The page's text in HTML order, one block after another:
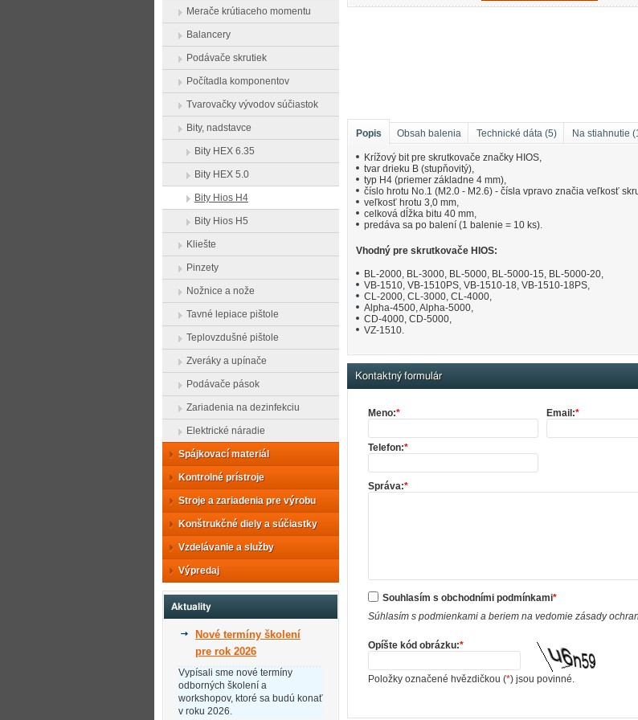
Popis Obsah balenia Technické dáta (5) Na stiahnutie
Krížový bit pre skrutkovače značky HIOS,
tvar drieku B (stupňovitý),
typ H4 (priemer základne 4 mm),
číslo hrotu No.1 (M2.0 - M2.6) - čísla vpravo značia veľkosť
veľkosť hrotu 3,0 mm,
celková dĺžka bitu 40 mm,
predáva sa po balení (1 balenie = 10 ks).
Vhodný pre skrutkovače HIOS:
BL-2000, BL-3000, BL-5000, BL-5000-15, BL-5000-20,
VB-1510, VB-1510PS, VB-1510-18, VB-1510-18PS,
CL-2000, CL-3000, CL-4000,
Alpha-4500, Alpha-5000,
CD-4000, CD-5000,
VZ-1510.
Kontaktný formulár
Meno:* Email:*
Telefon:*
Správa:*
Souhlasím s obchodními podmínkami*
Súhlasím s podmienkami a beriem na vedomie zásady
Opíšte kód obrázku:*
Položky označené hvězdičkou (*) jsou povinné.
Merače krútiaceho momentu
Balancery
Podávače skrutiek
Počítadla komponentov
Tvarovačky vývodov súčiastok
Bity, nadstavce
Bity HEX 6.35
Bity HEX 5.0
Bity Hios H4
Bity Hios H5
Kliešte
Pinzety
Nožnice a nože
Tavné lepiace pištole
Teplovzdušné pištole
Zveráky a upínače
Podávače pások
Zariadenia na dezinfekciu
Elektrické náradie
Spájkovací materiál
Kontrolné prístroje
Stroje a zariadenia pre výrobu
Konštrukčné diely a súčiastky
Vzdelávanie a služby
Výpredaj
Aktuality
Nové termíny školení
pre rok 2026
Vypísali sme nové termíny
odborných školení a
workshopov, ktoré sa budú konať
v roku 2026.